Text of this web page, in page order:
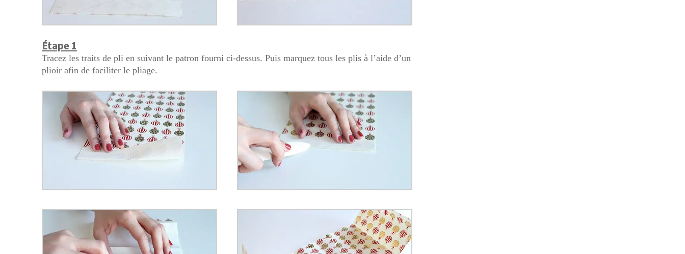
Étape 1
Tracez les traits de pli en suivant le patron fourni ci-dessus. Puis marquez tous les plis à l’aide d’un
plioir afin de faciliter le pliage.